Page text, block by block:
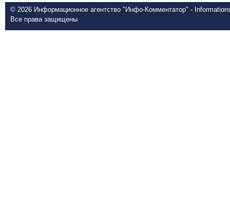
© 2026 Информационное агентство "Инфо-Комментатор" -
Все права защищены